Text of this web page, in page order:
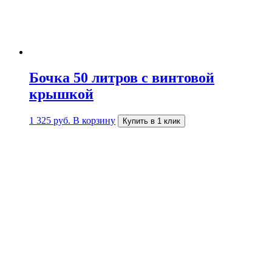
Бочка 50 литров с винтовой
крышкой
1 325 руб. В корзину Купить в 1 клик